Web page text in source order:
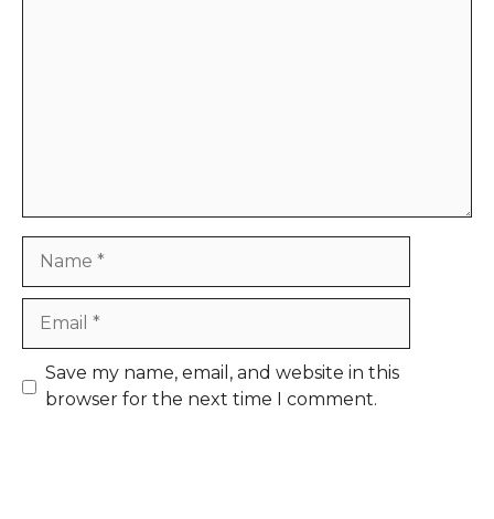
Save my name, email, and website in this
browser for the next time I comment.